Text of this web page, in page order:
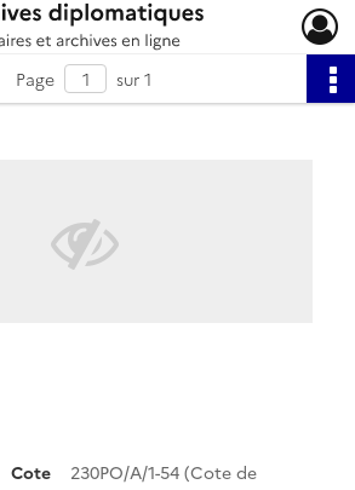
Page
sur 1
Cote
230PO/A/1-54 (Cote de